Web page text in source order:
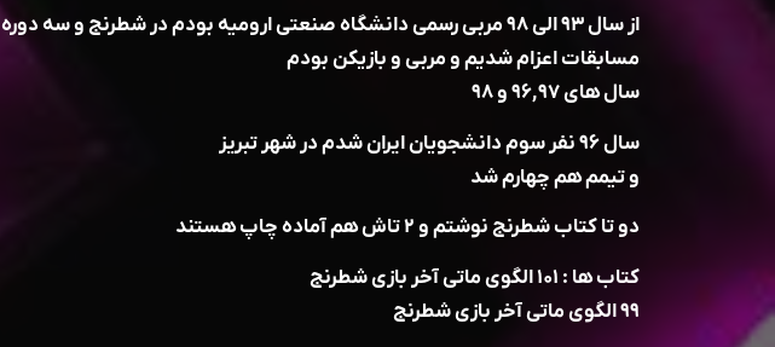
از سال ۹۳ الی ۹۸ مربی رسمی دانشگاه صنعتی ارومیه بودم در شطرنج و سه دوره
مسابقات اعزام شدیم و مربی و بازیکن بودم
سال های ۹۶,۹۷ و ۹۸
سال ۹۶ نفر سوم دانشجویان ایران شدم در شهر تبریز
و تیمم هم چهارم شد
دو تا کتاب شطرنج نوشتم و ۲ تاش هم آماده چاپ هستند
کتاب ها : ۱۰۱ الگوی ماتی آخر بازی شطرنج
۹۹ الگوی ماتی آخر بازی شطرنج